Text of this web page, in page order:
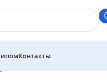
Контакты